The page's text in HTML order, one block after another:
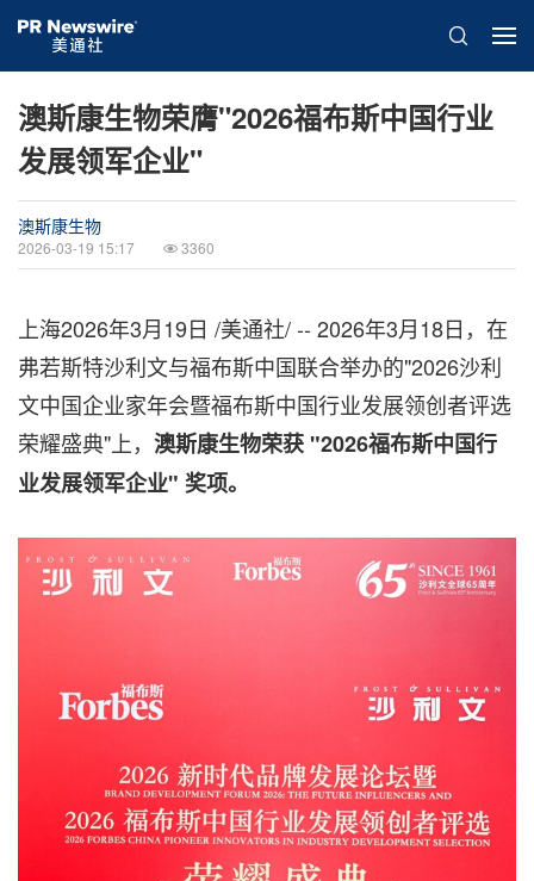
澳斯康生物荣膺"2026福布斯中国行业
发展领军企业"
澳斯康生物
2026-03-19 15:17 3360
上海2026年3月19日 /美通社/ -- 2026年3月18日，在
弗若斯特沙利文与福布斯中国联合举办的"2026沙利
文中国企业家年会暨福布斯中国行业发展领创者评选
荣耀盛典"上， 澳斯康生物荣获 "2026福布斯中国行
业发展领军企业" 奖项。